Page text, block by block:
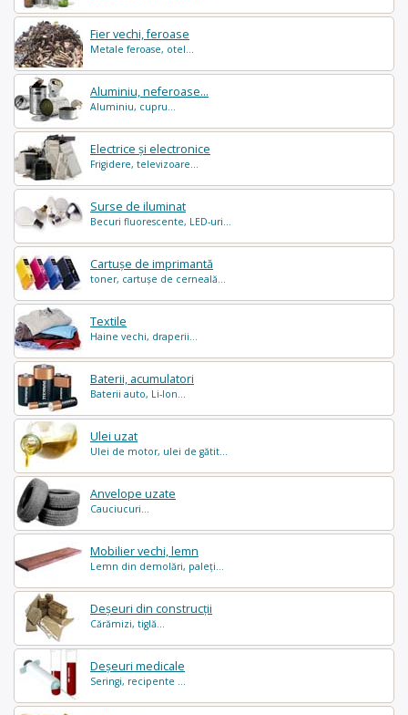
Fier vechi, feroase
Metale feroase, otel...
Aluminiu, neferoase...
Aluminiu, cupru...
Electrice și electronice
Frigidere, televizoare...
Surse de iluminat
Becuri fluorescente, LED-uri...
Cartușe de imprimantă
toner, cartușe de cerneală...
Textile
Haine vechi, draperii...
Baterii, acumulatori
Baterii auto, Li-Ion...
Ulei uzat
Ulei de motor, ulei de gătit...
Anvelope uzate
Cauciucuri...
Mobilier vechi, lemn
Lemn din demolări, paleți...
Deșeuri din construcții
Cărămizi, tiglă...
Deșeuri medicale
Seringi, recipente ...